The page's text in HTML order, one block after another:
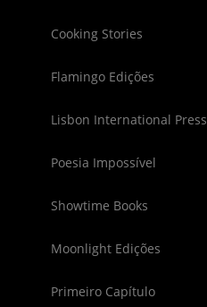
Cooking Stories
Flamingo Edições
Lisbon International Press
Poesia Impossível
Showtime Books
Moonlight Edições
Primeiro Capítulo